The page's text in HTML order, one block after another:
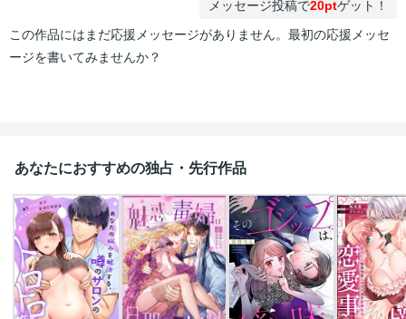
メッセージ投稿で20ptゲット！
この作品にはまだ応援メッセージがありません。最初の応援メッセ
ージを書いてみませんか？
あなたにおすすめの独占・先行作品